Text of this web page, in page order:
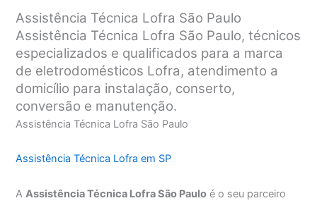
Assistência Técnica Lofra São Paulo
Assistência Técnica Lofra São Paulo, técnicos
especializados e qualificados para a marca
de eletrodomésticos Lofra, atendimento a
domicílio para instalação, conserto,
conversão e manutenção.
Assistência Técnica Lofra São Paulo
Assistência Técnica Lofra em SP
AAssistência Técnica Lofra São Paulo é o seu parceiro